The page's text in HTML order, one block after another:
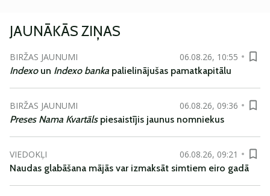
JAUNĀKĀS ZIŅAS
BIRŽAS JAUNUMI
06.08.26, 10:55
Indexoun Indexo banka palielinājušas pamatkapitālu
BIRŽAS JAUNUMI
06.08.26, 09:36
Preses Nama Kvartāls piesaistījis jaunus nomniekus
VIEDOKĻI
06.08.26, 09:21
Naudas glabāšana mājās var izmaksāt simtiem eiro gadā